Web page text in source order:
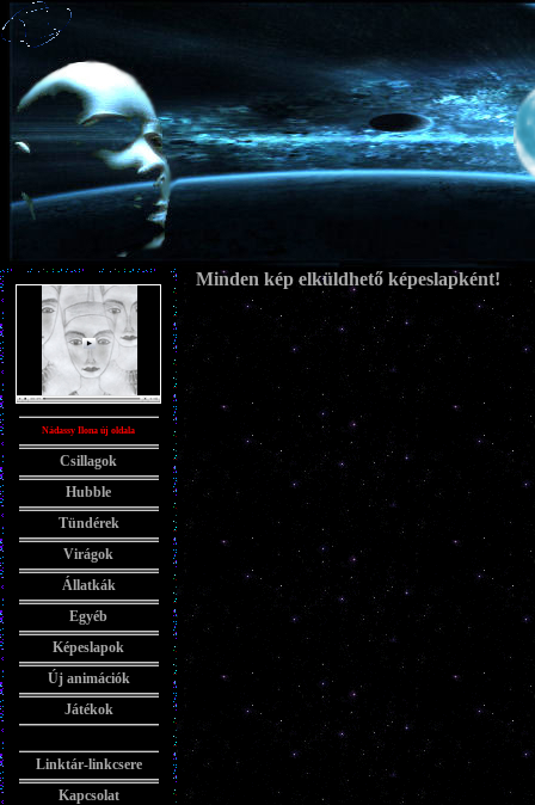
Nádassy Ilona új oldala
Csillagok
Hubble
Tündérek
Virágok
Állatkák
Egyéb
Képeslapok
Új animációk
Játékok
Linktár-linkcsere
Kapcsolat
Minden kép elküldhető képeslapként!